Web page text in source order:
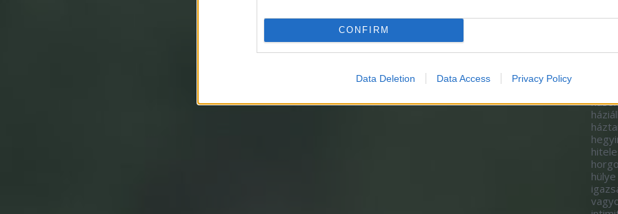
CONFIRM
Data Deletion Data Access Privacy Policy
hülye